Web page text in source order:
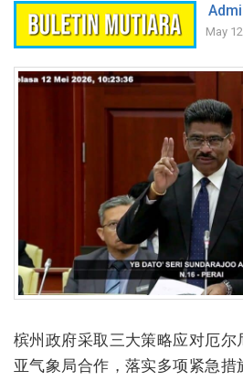
May
槟州政府采取三大策略应对厄
亚气象局合作，落实多项紧急措